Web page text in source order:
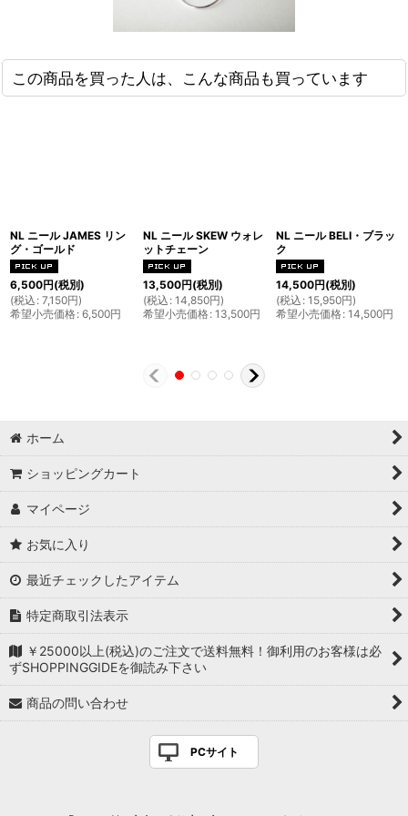
この商品を買った人は、こんな商品も買っています
NL ニール JAMES リン
グ・ゴールド
6,500円(税別)
(税込 : 7,150円)
希望小売価格: 6,500円
NL ニール SKEW ウォレ
ットチェーン
13,500円(税別)
(税込 : 14,850円)
希望小売価格: 13,500円
NL ニール BELI・ブラッ
ク
14,500円(税別)
(税込 : 15,950円)
希望小売価格: 14,500円
ホーム
ショッピングカート
マイページ
お気に入り
最近チェックしたアイテム
特定商取引法表示
￥25000以上(税込)のご注文で送料無料！御利用のお客様は必
ずSHOPPINGGIDEを御読み下さい
商品の問い合わせ
PCサイト